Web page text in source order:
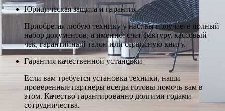
Юридическая защита и гарантия
Приобретая любую технику у нас, вы получаете полный
набор документов, а именно: счет фактуру, кассовый
чек, гарантийный талон или сервисную книгу.
Гарантия качественной установки
Если вам требуется установка техники, наши
проверенные партнеры всегда готовы помочь вам в
этом. Качество гарантированно долгими годами
сотрудничества.